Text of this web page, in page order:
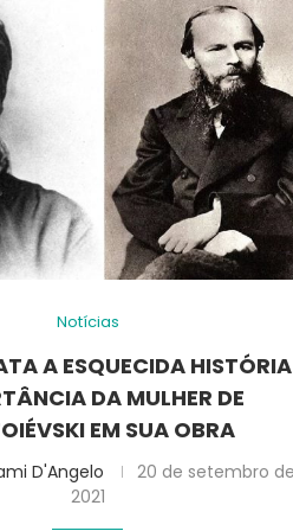
Notícias
A ESQUECIDA
DA MULHER DE
EM SUA OBRA
D'Angelo
20 de setembro
2021